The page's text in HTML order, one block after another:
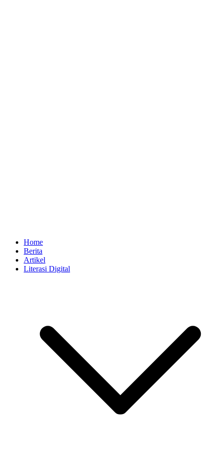
Home
Berita
Artikel
Literasi Digital